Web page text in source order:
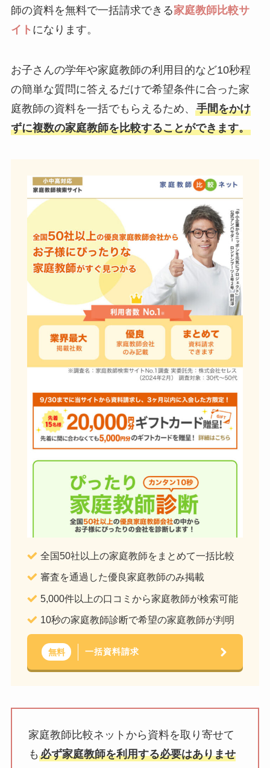
師の資料を無料で一括請求できる家庭教師比較サ
イト になります。
お子さんの学年や家庭教師の利用目的など10秒程
の簡単な質問に答えるだけで希望条件に合った家
庭教師の資料を一括でもらえるため、 手間をかけ
ずに複数の家庭教師を比較することができます。
全国50社以上の家庭教師をまとめて一括比較
審査を通過した優良家庭教師のみ掲載
5,000件以上の口コミから家庭教師が検索可能
10秒の家庭教師診断で希望の家庭教師が判明
無料 一括資料請求
家庭教師比較ネットから資料を取り寄せて
も 必ず家庭教師を利用する必要はありませ